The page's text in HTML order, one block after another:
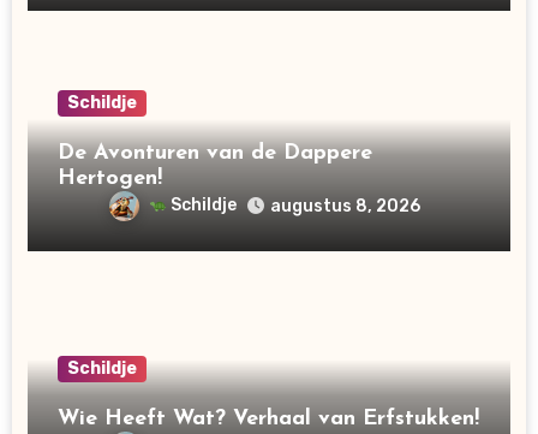
Schildje
De Avonturen van de Dappere
Hertogen!
Schildje augustus 8, 2026
Schildje
Wie Heeft Wat? Verhaal van Erfstukken!